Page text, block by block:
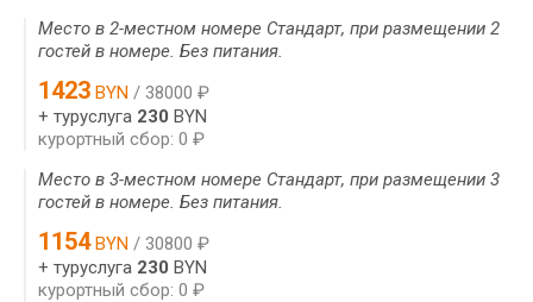
Место в 2-местном номере Стандарт, при размещении 2
гостей в номере. Без питания.
1423 BYN / 38000 ₽
+ туруслуга 230 BYN
курортный сбор: 0 ₽
Место в 3-местном номере Стандарт, при размещении 3
гостей в номере. Без питания.
1154BYN / 30800 ₽
+ туруслуга 230 BYN
курортный сбор: 0 ₽